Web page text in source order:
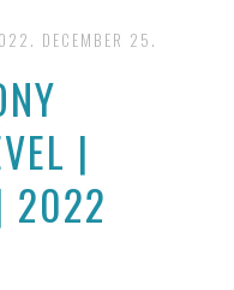
DECEMBER 25.
|
2022